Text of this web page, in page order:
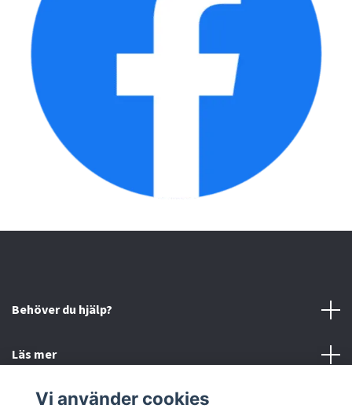
Behöver du hjälp?
Läs mer
Sociala medier
Vi använder cookies